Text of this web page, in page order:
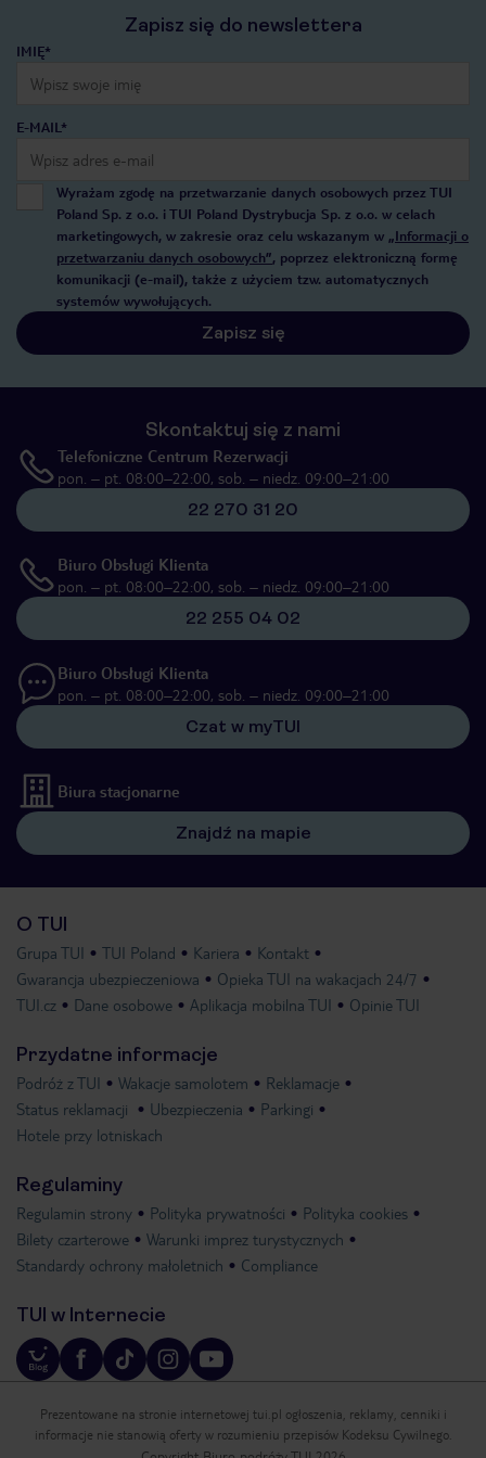
Zapisz się do newslettera
IMIĘ*
E-MAIL*
Wyrażam zgodę na przetwarzanie danych osobowych przez TUI
Poland Sp. z o.o. i TUI Poland Dystrybucja Sp. z o.o. w celach
marketingowych, w zakresie oraz celu wskazanym w „Informacji o
przetwarzaniu danych osobowych”, poprzez elektroniczną formę
komunikacji (e-mail), także z użyciem tzw. automatycznych
systemów wywołujących.
Zapisz się
Skontaktuj się z nami
Telefoniczne Centrum Rezerwacji
pon. – pt. 08:00–22:00, sob. – niedz. 09:00–21:00
22 270 31 20
Biuro Obsługi Klienta
pon. – pt. 08:00–22:00, sob. – niedz. 09:00–21:00
22 255 04 02
Biuro Obsługi Klienta
pon. – pt. 08:00–22:00, sob. – niedz. 09:00–21:00
Czat w myTUI
Biura stacjonarne
Znajdź na mapie
O TUI
Grupa TUI TUI Poland Kariera
Kontakt
Gwarancja ubezpieczeniowa
Opieka TUI na wakacjach 24/7
TUI.cz
Dane osobowe Aplikacja mobilna TUI Opinie TUI
Przydatne informacje
Podróż z TUI Wakacje samolotem
Reklamacje
Status reklamacji
Ubezpieczenia
Parkingi
Hotele przy lotniskach
Regulaminy
Regulamin strony Polityka prywatności
Polityka cookies
Bilety czarterowe
Warunki imprez turystycznych
Standardy ochrony małoletnich
Compliance
TUI w Internecie
Prezentowane na stronie internetowej tui.pl ogłoszenia, reklamy, cenniki i
informacje nie stanowią oferty w rozumieniu przepisów Kodeksu Cywilnego.